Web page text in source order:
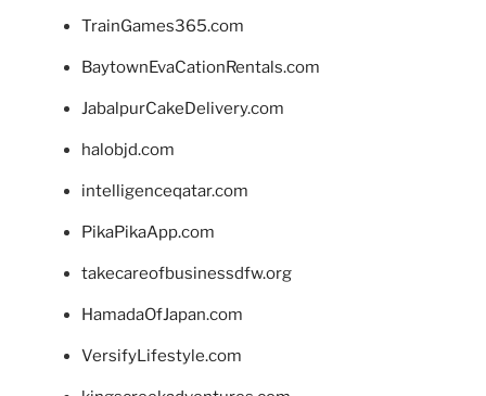
TrainGames365.com
BaytownEvaCationRentals.com
JabalpurCakeDelivery.com
halobjd.com
intelligenceqatar.com
PikaPikaApp.com
takecareofbusinessdfw.org
HamadaOfJapan.com
VersifyLifestyle.com